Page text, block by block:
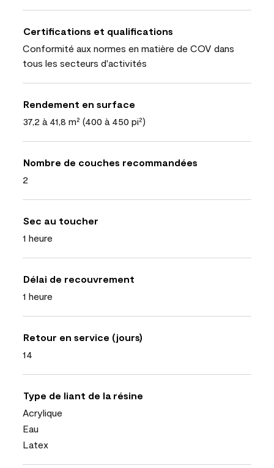
Certifications et qualifications
Conformité aux normes en matière de COV dans
tous les secteurs d'activités
Rendement en surface
37,2 à 41,8 m² (400 à 450 pi²)
Nombre de couches recommandées
2
Sec au toucher
1 heure
Délai de recouvrement
1 heure
Retour en service (jours)
14
Type de liant de la résine
Acrylique
Eau
Latex